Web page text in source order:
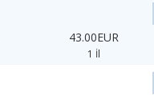
43.00EUR
1 İl